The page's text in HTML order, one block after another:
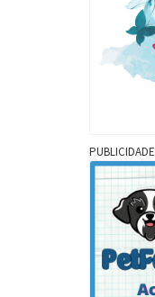
PUBLICIDADE